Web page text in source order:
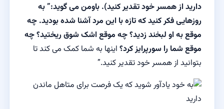
دارید از همسر خود تقدیر کنید). باومن می گوید:” به
روزهایی فکر کنید که تازه با این مرد آشنا شده بودید. چه
موقع به او لبخند زدید؟ چه موقع اشک شوق ریختید؟ چه
موقع شما را سورپرایز کرد؟اینها به شما کمک می کند تا
بتوانید از همسر خود تقدیر کنید.”